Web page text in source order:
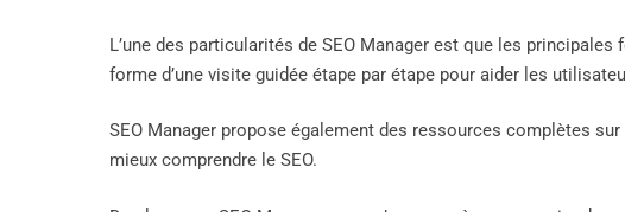
L’une des particularités de SEO Manager est que les
forme d’une visite guidée étape par étape pour aider les
SEO Manager propose également des ressources complètes
mieux comprendre le SEO.